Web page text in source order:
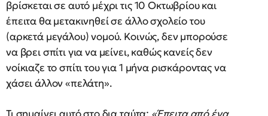
βρίσκεται σε αυτό μέχρι τις 10 Οκτωβρίου και
έπειτα θα μετακινηθεί σε άλλο σχολείο του
(αρκετά μεγάλου) νομού. Κοινώς, δεν μπορούσε
να βρει σπίτι για να μείνει, καθώς κανείς δεν
νοίκιαζε το σπίτι του για 1 μήνα ρισκάροντας να
χάσει άλλον «πελάτη».